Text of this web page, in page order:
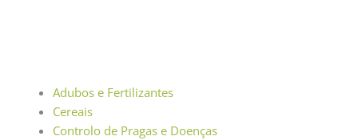
Adubos e Fertilizantes
Cereais
Controlo de Pragas e Doenças